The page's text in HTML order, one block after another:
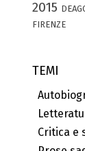
2015
firenze
TEMI
Critica e